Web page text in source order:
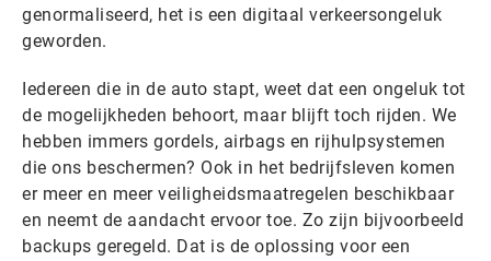
genormaliseerd, het is een digitaal verkeersongeluk
geworden.
Iedereen die in de auto stapt, weet dat een ongeluk tot
de mogelijkheden behoort, maar blijft toch rijden. We
hebben immers gordels, airbags en rijhulpsystemen
die ons beschermen? Ook in het bedrijfsleven komen
er meer en meer veiligheidsmaatregelen beschikbaar
en neemt de aandacht ervoor toe. Zo zijn bijvoorbeeld
backups geregeld. Dat is de oplossing voor een